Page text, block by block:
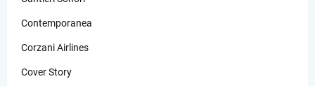
Contemporanea
Corzani Airlines
Cover Story